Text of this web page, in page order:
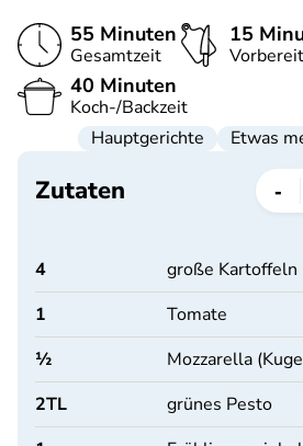
55 Minuten
Gesamtzeit
15
40 Minuten
Koch-/Backzeit
Hauptgerichte
Etwas
Zutaten -
4
große Kartoffeln
1
Tomate
½
Mozzarella
2TL
grünes Pesto